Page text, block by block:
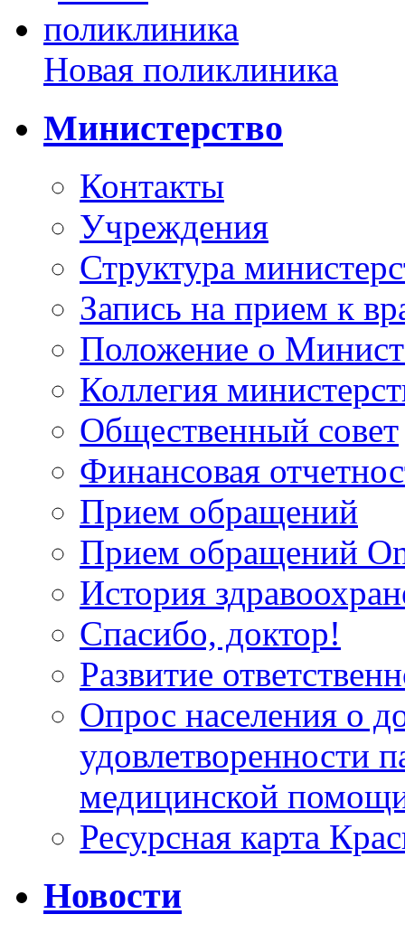
Новая поликлиника
Министерство
Контакты
Учреждения
Структура
Запись на прием к
Положение о
Коллегия
Общественный совет
Финансовая
Прием обращений
Прием обращений
История
Спасибо, доктор!
Развитие
Опрос населения о
удовлетворенности
медицинской
Ресурсная карта
Новости